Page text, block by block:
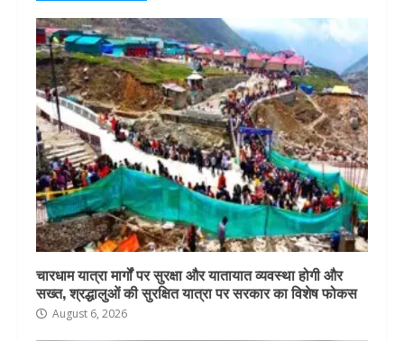
चारधाम यात्रा मार्गों पर सुरक्षा और यातायात व्यवस्था होगी और
सख्त, श्रद्धालुओं की सुरक्षित यात्रा पर सरकार का विशेष फोकस
August 6, 2026